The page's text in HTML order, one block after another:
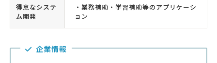
得意なシステ
ム開発
・業務補助・学習補助等のアプリケーシ
ョン
企業情報